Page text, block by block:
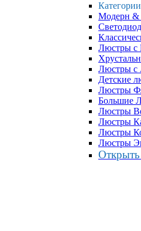
Категории
Модерн &
Люстры с
Люстры с
Детские
Люстры
Большие
Люстры
Люстры
Люстры
Люстры